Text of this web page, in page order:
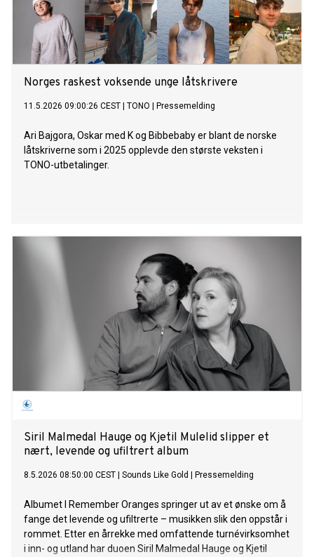
Norges raskest voksende unge låtskrivere
11.5.2026 09:00:26 CEST TONO Pressemelding
Ari Bajgora, Oskar med K og Bibbebaby er blant de norske
låtskriverne som i 2025 opplevde den største veksten i
TONO-utbetalinger.
Siril Malmedal Hauge og Kjetil Mulelid slipper et
nært, levende og ufiltrert album
8.5.2026 08:50:00 CEST Sounds Like Gold Pressemelding
Albumet I Remember Oranges springer ut av et ønske om å
fange det levende og ufiltrerte – musikken slik den oppstår i
rommet. Etter en årrekke med omfattende turnévirksomhet
i inn- og utland har duoen Siril Malmedal Hauge og Kjetil